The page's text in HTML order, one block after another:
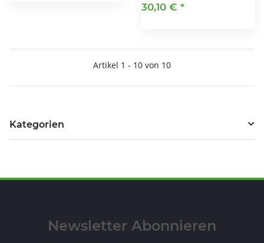
30,10 € *
Artikel 1 - 10 von 10
Kategorien
Newsletter Abonnieren